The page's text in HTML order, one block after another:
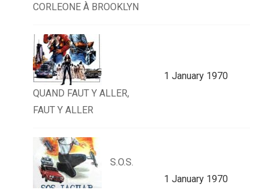
CORLEONE À BROOKLYN
QUAND FAUT Y ALLER,
FAUT Y ALLER
1 January 1970
S.O.S.
1 January 1970